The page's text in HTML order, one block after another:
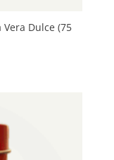
Vera Dulce (75